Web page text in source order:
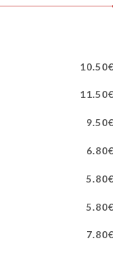
10.50€
11.50€
9.50€
6.80€
5.80€
5.80€
7.80€